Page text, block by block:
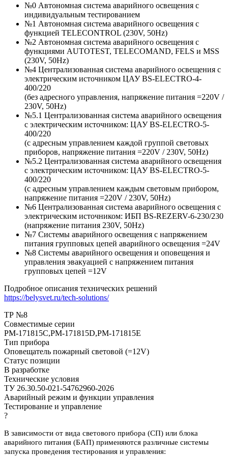
№0 Автономная система аварийного освещения с
индивидуальным тестированием
№1 Автономная система аварийного освещения с
функцией TELECONTROL (230V, 50Hz)
№2 Автономная система аварийного освещения с
функциями AUTOTEST, TELECOMAND, FELS и MSS
(230V, 50Hz)
№4 Централизованная система аварийного освещения с
электрическим источником ЦАУ BS-ELECTRO-4-
400/220
(без адресного управления, напряжение питания =220V /
230V, 50Hz)
№5.1 Централизованная система аварийного освещения
с электрическим источником: ЦАУ BS-ELEСTRO-5-
400/220
(c адресным управлением каждой группой световых
приборов, напряжение питания =220V / 230V, 50Hz)
№5.2 Централизованная система аварийного освещения
с электрическим источником: ЦАУ BS-ELEСTRO-5-
400/220
(c адресным управлением каждым световым прибором,
напряжение питания =220V / 230V, 50Hz)
№6 Централизованная система аварийного освещения с
электрическим источником: ИБП BS-REZERV-6-230/230
(напряжение питания 230V, 50Hz)
№7 Системы аварийного освещения с напряжением
питания групповых цепей аварийного освещения =24V
№8 Системы аварийного освещения и оповещения и
управления эвакуацией с напряжением питания
групповых цепей =12V
Подробное описания технических решений
https://belysvet.ru/tech-solutions/
ТР №8
Совместимые серии
PM-171815C,PM-171815D,PM-171815E
Тип прибора
Оповещатель пожарный световой (=12V)
Статус позиции
В разработке
Технические условия
ТУ 26.30.50-021-54762960-2026
Аварийный режим и функции управления
Тестирование и управление
?
В зависимости от вида светового прибора (СП) или блока
аварийного питания (БАП) применяются различные системы
запуска проведения тестирования и управления: